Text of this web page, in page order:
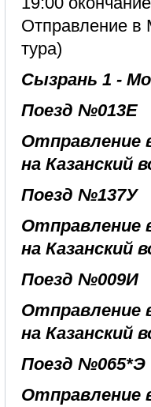
Отправление в
тура)
Сызрань 1 -
Поезд №013Е
Отправление
на Казанский
Поезд №137У
Отправление
на Казанский
Поезд №009И
Отправление
на Казанский
Поезд №065*Э
Отправление